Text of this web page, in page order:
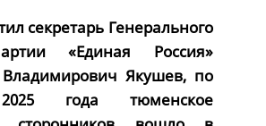
секретарь Генерального
«Единая Россия»
Якушев, по
года тюменское